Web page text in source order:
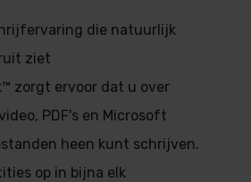
die natuurlijk
ziet
zorgt ervoor dat u over
PDF's en Microsoft
heen kunt schrijven.
op in bijna elk